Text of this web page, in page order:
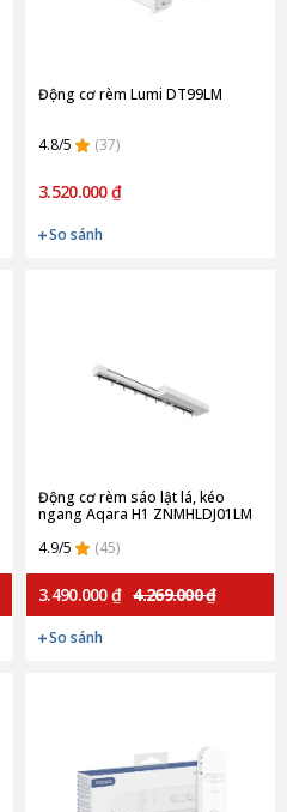
Động cơ rèm Lumi DT99LM
4.8/5 (37)
3.520.000 ₫
So sánh
Động cơ rèm sáo lật lá, kéo
ngang Aqara H1 ZNMHLDJ01LM
4.9/5
(45)
3.490.000 ₫ 4.269.000 ₫
So sánh